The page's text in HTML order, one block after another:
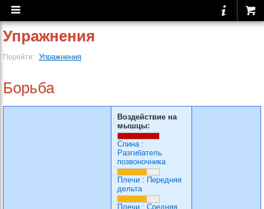
Упражнения
Перейти: Упражнения
Борьба
Воздействие на
мышцы:
Спина:
Разгибатель
позвоночника
Плечи : Передняя
дельта
Плечи : Средняя